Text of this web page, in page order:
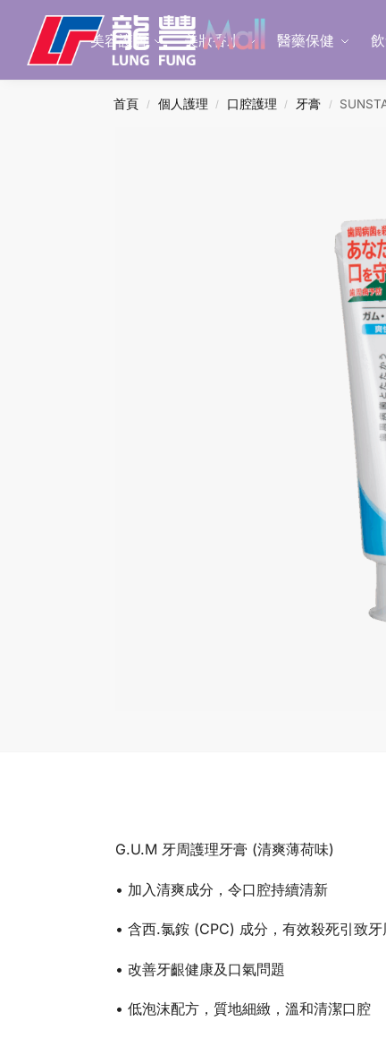
美容護膚 美妝香水 醫藥保健
Search
首頁 / 個人護理 / 口腔護理 / 牙膏 /
G.U.M 牙周護理牙膏 (清爽薄荷味)
• 加入清爽成分，令口腔持續清新
• 含西.氯銨 (CPC) 成分，有效殺死引致
• 改善牙齦健康及口氣問題
• 低泡沫配方，質地細緻，溫和清潔口腔